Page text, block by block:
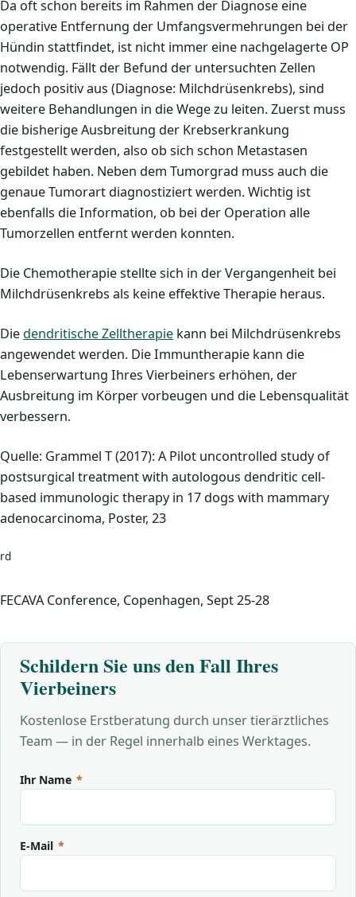
Da oft schon bereits im Rahmen der Diagnose eine
operative Entfernung der Umfangsvermehrungen bei der
Hündin stattfindet, ist nicht immer eine nachgelagerte OP
notwendig. Fällt der Befund der untersuchten Zellen
jedoch positiv aus (Diagnose: Milchdrüsenkrebs), sind
weitere Behandlungen in die Wege zu leiten. Zuerst muss
die bisherige Ausbreitung der Krebserkrankung
festgestellt werden, also ob sich schon Metastasen
gebildet haben. Neben dem Tumorgrad muss auch die
genaue Tumorart diagnostiziert werden. Wichtig ist
ebenfalls die Information, ob bei der Operation alle
Tumorzellen entfernt werden konnten.
Die Chemotherapie stellte sich in der Vergangenheit bei
Milchdrüsenkrebs als keine effektive Therapie heraus.
Diedendritische Zelltherapie kann bei Milchdrüsenkrebs
angewendet werden. Die Immuntherapie kann die
Lebenserwartung Ihres Vierbeiners erhöhen, der
Ausbreitung im Körper vorbeugen und die Lebensqualität
verbessern.
Quelle: Grammel T (2017): A Pilot uncontrolled study of
postsurgical treatment with autologous dendritic cell-
based immunologic therapy in 17 dogs with mammary
adenocarcinoma, Poster, 23
rd
FECAVA Conference, Copenhagen, Sept 25-28
Schildern Sie uns den Fall Ihres
Vierbeiners
Kostenlose Erstberatung durch unser tierärztliches
Team — in der Regel innerhalb eines Werktages.
Ihr Name *
E-Mail *